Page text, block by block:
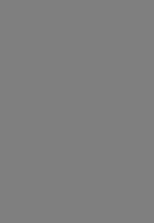
strijken: het
strijken
261-DOMIO